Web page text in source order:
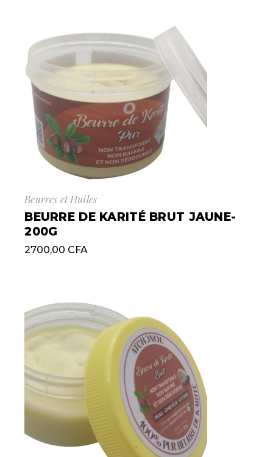
Beurres et Huiles
BEURRE DE KARITÉ BRUT JAUNE-
200G
2700,00 CFA